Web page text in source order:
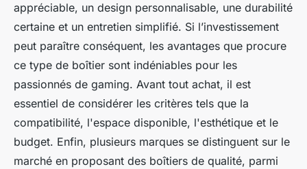
appréciable, un design personnalisable, une durabilité
certaine et un entretien simplifié. Si l’investissement
peut paraître conséquent, les avantages que procure
ce type de boîtier sont indéniables pour les
passionnés de gaming. Avant tout achat, il est
essentiel de considérer les critères tels que la
compatibilité, l'espace disponible, l'esthétique et le
budget. Enfin, plusieurs marques se distinguent sur le
marché en proposant des boîtiers de qualité, parmi